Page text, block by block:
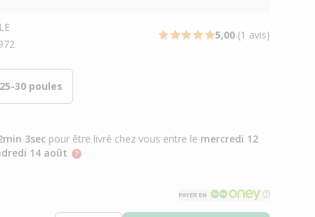
5,00 (1 avis)
25-30 poules
2secpour être livré chez vous entre le mercredi 12
14 août